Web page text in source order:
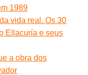
1989
vida real. Os 30
Ellacuría e seus
a obra dos